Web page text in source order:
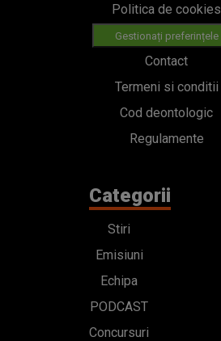
Politica de cookies
Gestionați preferințele
Contact
Termeni si conditii
Cod deontologic
Regulamente
Categorii
Stiri
Emisiuni
Echipa
PODCAST
Concursuri